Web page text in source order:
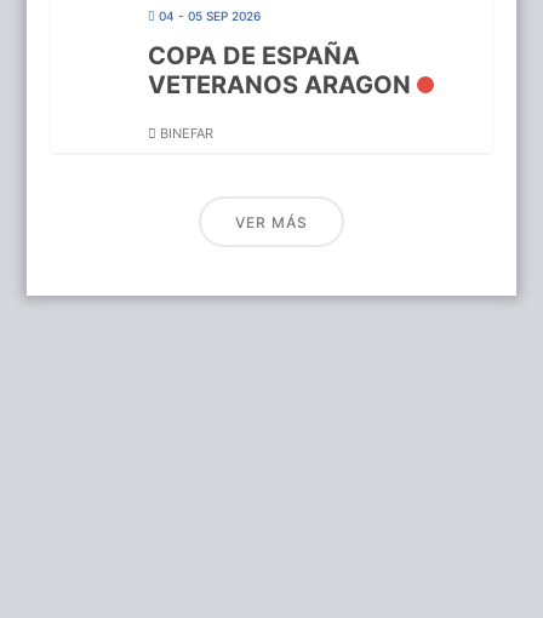
04 - 05 SEP 2026
COPA DE ESPAÑA
VETERANOS ARAGON
BINEFAR
VER MÁS